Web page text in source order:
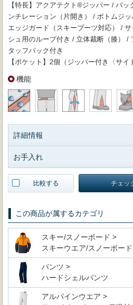
【特長】アクアテクト®ジッパー / バ
ンチレーション（片開き） / ボトムジ
エッジガード（スキーブーツ対応） /
シュ用のループ付き / 立体裁断（膝） /
タッフバック付き
【ポケット】2個（ジッパー付き〈サイ
機能
詳細情報
お手入れ
比較する チェッ
この商品が属するカテゴリ
スキー/スノーボード >
スキーウエア/スノーボー
パンツ >
ハードシェルパンツ
アルパインウエア >